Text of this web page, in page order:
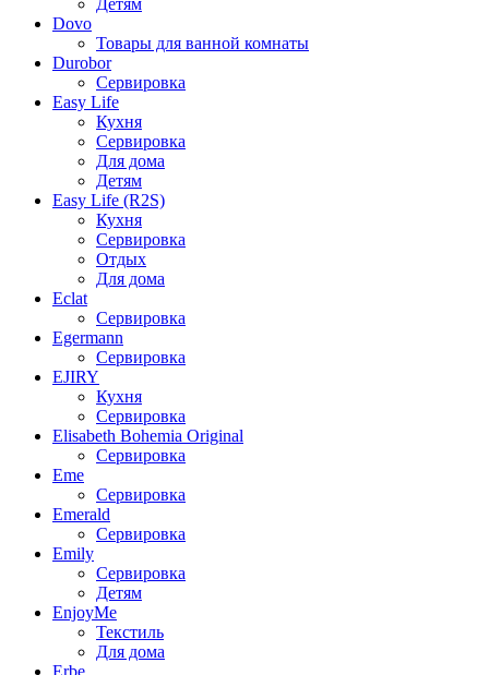
Детям
Dovo
Товары для ванной комнаты
Durobor
Сервировка
Easy Life
Кухня
Сервировка
Для дома
Детям
Easy Life (R2S)
Кухня
Сервировка
Отдых
Для дома
Eclat
Сервировка
Egermann
Сервировка
EJIRY
Кухня
Сервировка
Elisabeth Bohemia Original
Сервировка
Eme
Сервировка
Emerald
Сервировка
Emily
Сервировка
Детям
EnjoyMe
Текстиль
Для дома